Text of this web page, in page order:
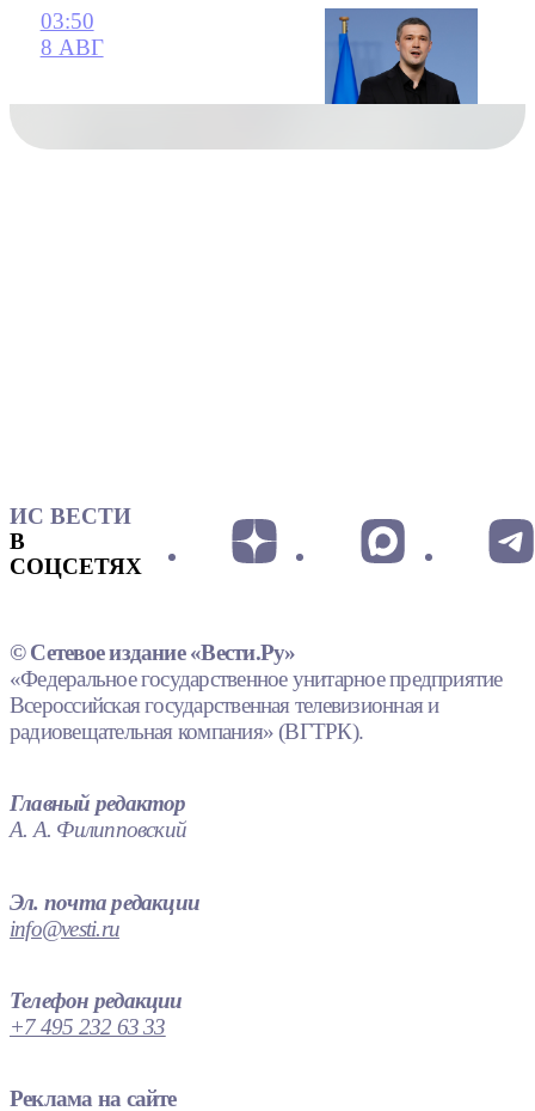
03:50
8 АВГ
ИС ВЕСТИ
В
СОЦСЕТЯХ
© Сетевое издание «Вести.Ру»
«Федеральное государственное унитарное предприятие
Всероссийская государственная телевизионная и
радиовещательная компания» (ВГТРК).
Главный редактор
А. А. Филипповский
Эл. почта редакции
info@vesti.ru
Телефон редакции
+7 495 232 63 33
Реклама на сайте